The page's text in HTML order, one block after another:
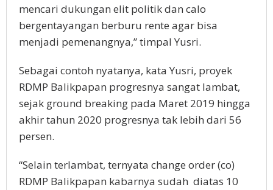
mencari dukungan elit politik dan calo
bergentayangan berburu rente agar bisa
menjadi pemenangnya,” timpal Yusri.
Sebagai contoh nyatanya, kata Yusri, proyek
RDMP Balikpapan progresnya sangat lambat,
sejak ground breaking pada Maret 2019 hingga
akhir tahun 2020 progresnya tak lebih dari 56
persen.
“Selain terlambat, ternyata change order (co)
RDMP Balikpapan kabarnya sudah diatas 10